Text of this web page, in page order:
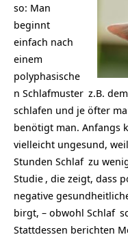
so: Man
beginnt
einfach nach
einem
polyphasische
n Schlafmuster z.B. dem
schlafen und je öfter
benötigt man. Anfangs
vielleicht ungesund,
Stunden Schlaf zu
Studie , die zeigt, dass
negative
birgt, – obwohl Schlaf
Stattdessen berichten